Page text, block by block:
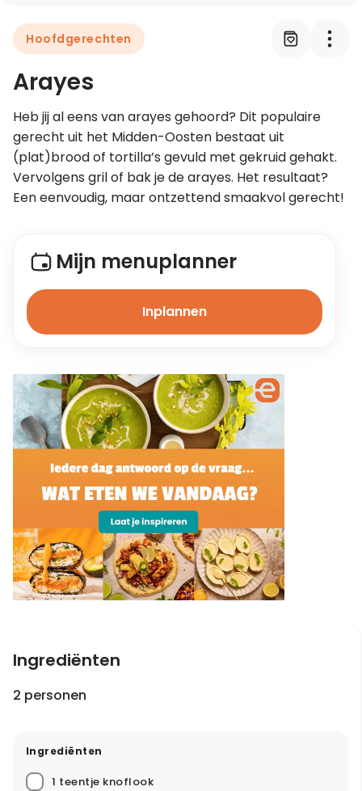
Leer koken als een chef
Hoofdgerechten
Arayes
Heb jij al eens van arayes gehoord? Dit populaire
gerecht uit het Midden-Oosten bestaat uit
(plat)brood of tortilla’s gevuld met gekruid gehakt.
Vervolgens gril of bak je de arayes. Het resultaat?
Een eenvoudig, maar ontzettend smaakvol gerecht!
Mijn menuplanner
Inplannen
Ingrediënten
2 personen
Ingrediënten
1 teentje knoflook